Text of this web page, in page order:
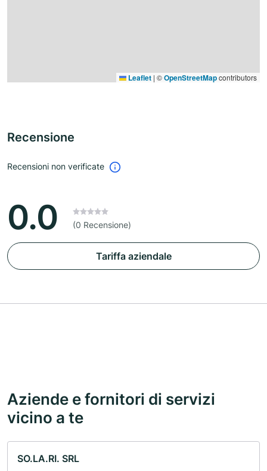
Leaflet | ©OpenStreetMapcontributors
Recensione
Recensioni non verificate
0.0 (0 Recensione)
Tariffa aziendale
Aziende e fornitori di servizi
vicino a te
SO.LA.RI. SRL